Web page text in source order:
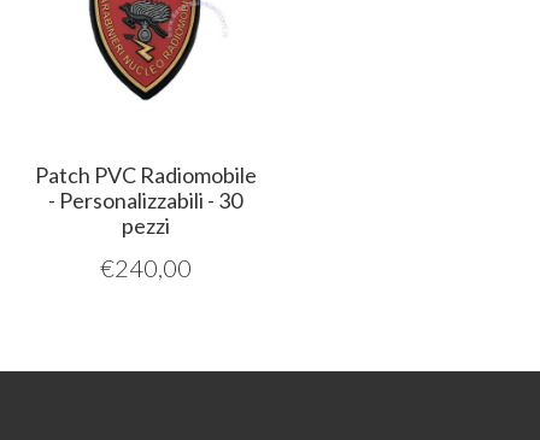
Patch PVC Radiomobile
- Personalizzabili - 30
pezzi
€240,00